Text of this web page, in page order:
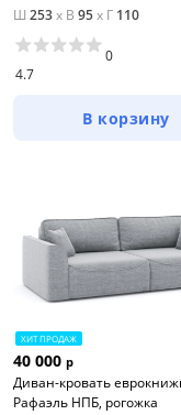
Ш 253x В 95x Г 110
4.7
0
В корзину
ХИТ ПРОДАЖ
40 000 р
Диван-кровать
Рафаэль НПБ, рогожка